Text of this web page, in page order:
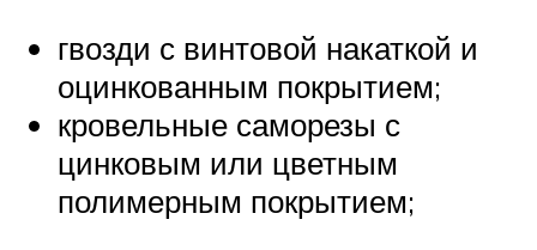
гвозди с винтовой накаткой и
оцинкованным покрытием;
кровельные саморезы с
цинковым или цветным
полимерным покрытием;